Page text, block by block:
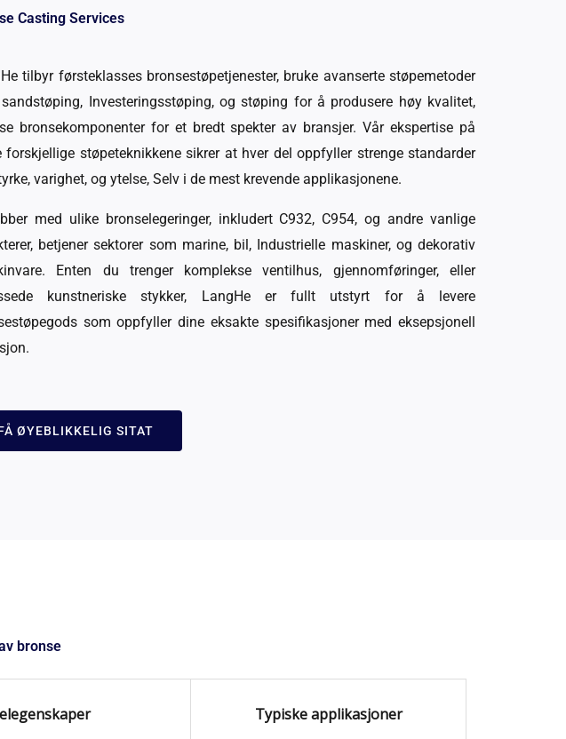
Casting Services
tilbyr førsteklasses bronsestøpetjenester, bruke avanserte støpemetoder
Investeringsstøping, og støping for å produsere høy kvalitet,
bronsekomponenter for et bredt spekter av bransjer. Vår ekspertise på
forskjellige støpeteknikkene sikrer at hver del oppfyller strenge standarder
varighet, og ytelse, Selv i de mest krevende applikasjonene.
med ulike bronselegeringer, inkludert C932, C954, og andre vanlige
betjener sektorer som marine, bil, Industrielle maskiner, og dekorativ
Enten du trenger komplekse ventilhus, gjennomføringer, eller
kunstneriske stykker, LangHe er fullt utstyrt for å levere
som oppfyller dine eksakte spesifikasjoner med eksepsjonell
ØYEBLIKKELIG SITAT
bronse
Typiske applikasjoner